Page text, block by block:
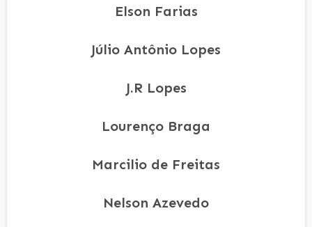
Elson Farias
Júlio Antônio Lopes
J.R Lopes
Lourenço Braga
Marcilio de Freitas
Nelson Azevedo